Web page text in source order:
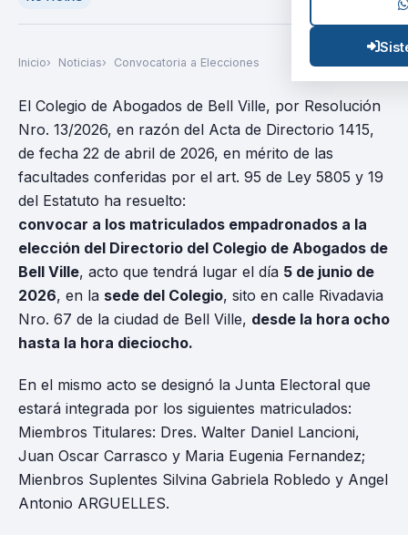
Inicio Noticias Convocatoria a Elecciones
El Colegio de Abogados de Bell Ville, por Resolución
Nro. 13/2026, en razón del Acta de Directorio 1415,
de fecha 22 de abril de 2026, en mérito de las
facultades conferidas por el art. 95 de Ley 5805 y 19
del Estatuto ha resuelto:
convocar a los matriculados empadronados a la
elección del Directorio del Colegio de Abogados de
Bell Ville, acto que tendrá lugar el día 5 de junio de
2026, en la sede del Colegio, sito en calle Rivadavia
Nro. 67 de la ciudad de Bell Ville, desde la hora ocho
hasta la hora dieciocho.
En el mismo acto se designó la Junta Electoral que
estará integrada por los siguientes matriculados:
Miembros Titulares: Dres. Walter Daniel Lancioni,
Juan Oscar Carrasco y Maria Eugenia Fernandez;
Mienbros Suplentes Silvina Gabriela Robledo y Angel
Antonio ARGUELLES.